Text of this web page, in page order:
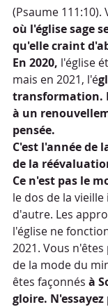
(Psaume 111:10).
où l'église sage
qu'elle craint
En 2020, l'église
mais en 2021, l'é
transformation.
à un
pensée.
C'est l'année de
de la
Ce n'est pas le
le dos de la
d'autre. Les
l'église ne
2021. Vous
de la mode du
êtes façonnés à
gloire. N'essayez